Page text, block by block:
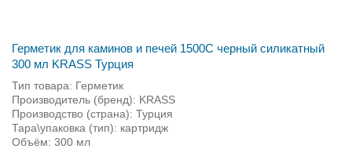
Герметик для каминов и печей 1500С черный силикатный
300 мл KRASS Турция
Тип товара: Герметик
Производитель (бренд): KRASS
Производство (страна): Турция
Тара\упаковка (тип): картридж
Объём: 300 мл